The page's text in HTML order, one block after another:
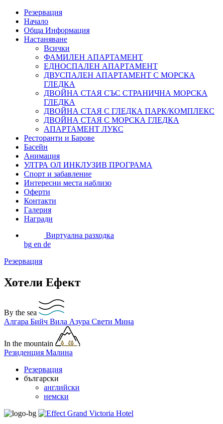
Резервация
Начало
Обща Информация
Настаняване
Всички
ФАМИЛЕН АПАРТАМЕНТ
ЕДНОСПАЛЕН АПАРТАМЕНТ
ДВУСПАЛЕН АПАРТАМЕНТ С МОРСКА
ГЛЕДКА
ДВОЙНА СТАЯ СЪС СТРАНИЧНА МОРСКА
ГЛЕДКА
ДВОЙНА СТАЯ С ГЛЕДКА ПАРК/КОМПЛЕКС
ДВОЙНА СТАЯ С МОРСКА ГЛЕДКА
АПАРТАМЕНТ ЛУКС
Ресторанти и Барове
Басейн
Анимация
УЛТРА ОЛ ИНКЛУЗИВ ПРОГРАМА
Спорт и забавление
Интересни места наблизо
Оферти
Контакти
Галерия
Награди
Виртуална разходка
bg en de
Резервация
Хотели Ефект
By the sea
Алгара Бийч Вила Азура Свети Мина
In the mountain
Резиденция Малина
Резервация
български
английски
немски